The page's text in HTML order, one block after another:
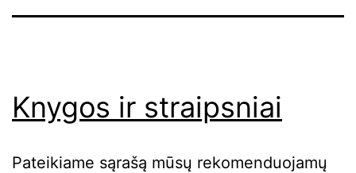
Knygos ir straipsniai
Pateikiame sąrašą mūsų rekomenduojamų